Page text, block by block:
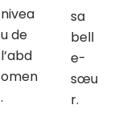
nivea
u de
l’abd
omen
.
sa
bell
e-
sœu
r.